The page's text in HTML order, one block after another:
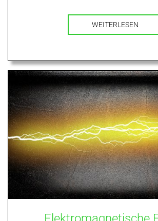
WEITERLESEN